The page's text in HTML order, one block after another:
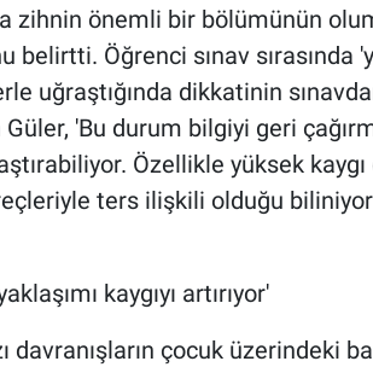
zihnin önemli bir bölümünün
Öğrenci sınav sırasında
uğraştığında dikkatinin
'Bu durum bilgiyi geri
Özellikle yüksek
ters ilişkili olduğu
kaygıyı artırıyor'
davranışların çocuk üzerindeki